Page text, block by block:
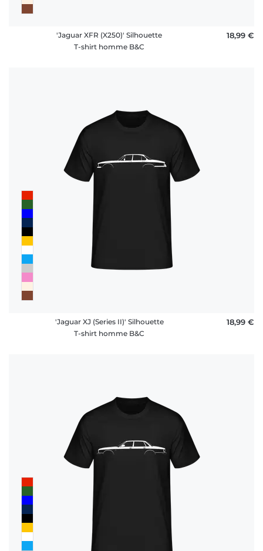
'Jaguar XFR (X250)' Silhouette
T-shirt homme B&C
18,99 €
'Jaguar XJ (Series II)' Silhouette
T-shirt homme B&C
18,99 €